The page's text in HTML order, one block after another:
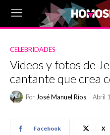
CELEBRIDADES
Videos y fotos de
cantante que crea
Por José Manuel Ríos Abril
Facebook X